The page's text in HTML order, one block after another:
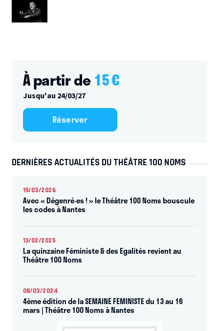
À partir de15€
Jusqu'au 24/03/27
Réserver
DERNIÈRES ACTUALITÉS DU THÉÂTRE 100 NOMS
19/03/2026
Avec « Dégenré·es ! » le Théâtre 100 Noms bouscule
les codes à Nantes
13/02/2025
La quinzaine Féministe & des Egalités revient au
Théâtre 100 Noms
08/03/2024
4ème édition de la SEMAINE FEMINISTE du 13 au 16
mars | Théâtre 100 Noms à Nantes